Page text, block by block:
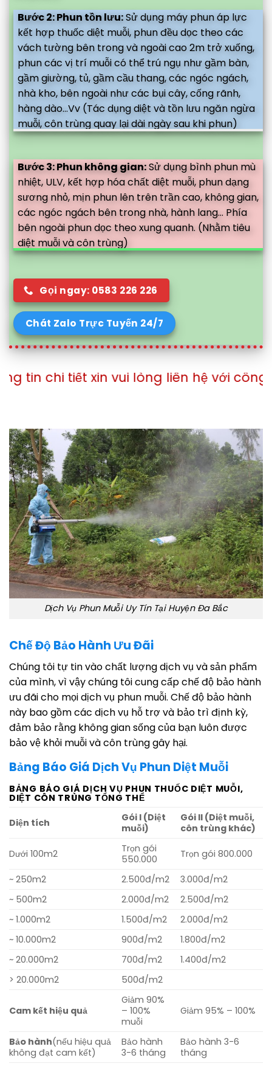
Bước 2: Phun tồn lưu:Sử dụng máy phun áp lực
kết hợp thuốc diệt muỗi, phun đều dọc theo các
vách tường bên trong và ngoài cao 2m trở xuống,
phun các vị trí muỗi có thể trú ngụ như gầm bàn,
gầm giường, tủ, gầm cầu thang, các ngóc ngách,
nhà kho, bên ngoài như các bụi cây, cống rãnh,
hàng dào...Vv (Tác dụng diệt và tồn lưu ngăn ngừa
muỗi, côn trùng quay lại dài ngày sau khi phun)
Bước 3: Phun không gian:Sử dụng bình phun mù
nhiệt, ULV, kết hợp hóa chất diệt muỗi, phun dạng
sương nhỏ, mịn phun lên trên trần cao, không gian,
các ngóc ngách bên trong nhà, hành lang... Phía
bên ngoài phun dọc theo xung quanh. (Nhằm tiêu
diệt muỗi và côn trùng)
Gọi ngay: 0583 226 226
Chát Zalo Trực Tuyến 24/7
vui lòng liên hệ với công ty theo số
Dịch Vụ Phun Muỗi Uy Tín Tại Huyện Đa Bắc
Chế Độ Bảo Hành Ưu Đãi
Chúng tôi tự tin vào chất lượng dịch vụ và sản phẩm
của mình, vì vậy chúng tôi cung cấp chế độ bảo hành
ưu đãi cho mọi dịch vụ phun muỗi. Chế độ bảo hành
này bao gồm các dịch vụ hỗ trợ và bảo trì định kỳ,
đảm bảo rằng không gian sống của bạn luôn được
bảo vệ khỏi muỗi và côn trùng gây hại.
Bảng Báo Giá Dịch Vụ Phun Diệt Muỗi
BẢNG BÁO GIÁ DỊCH VỤ PHUN THUỐC DIỆT MUỖI,
DIỆT CÔN TRÙNG TỔNG THỂ
Diện tích
Gói I (Diệt
muỗi)
Gói II (Diệt muỗi,
côn trùng khác)
Dưới 100m2
Trọn gói
550.000
Trọn gói 800.000
~ 250m2 2.500đ/m2
3.000đ/m2
~ 500m2
2.000đ/m2
2.500đ/m2
~ 1.000m2
1.500đ/m2
2.000đ/m2
~ 10.000m2
900đ/m2
1.800đ/m2
~ 20.000m2
700đ/m2
1.400đ/m2
> 20.000m2
500đ/m2
Cam kết hiệu quả
Giảm 90%
– 100%
muỗi
Giảm 95% – 100%
Bảo hành(nếu hiệu quả
không đạt cam kết)
Bảo hành
3-6 tháng
Bảo hành 3-6
tháng